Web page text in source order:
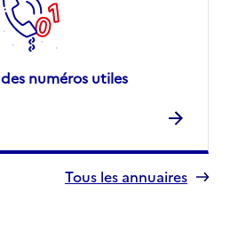
numéros utiles
Tous les annuaires